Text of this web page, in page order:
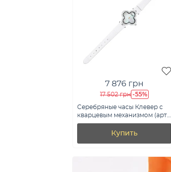
7 876 грн
17 502 грн -55%
Серебряные часы Клевер с
кварцевым механизмом (арт.
7526/342пб)
Купить